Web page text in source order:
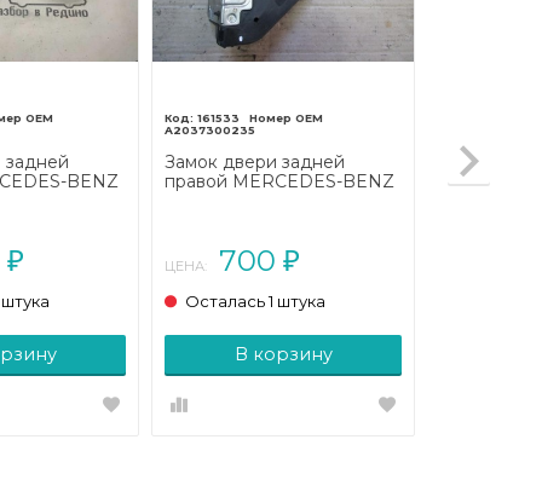
BENZ
₽
161533
A2037300235
Замок двери задней
правой MERCEDES-BENZ
ЦЕНА: 700 ₽
Осталась 1 штука
В корзину